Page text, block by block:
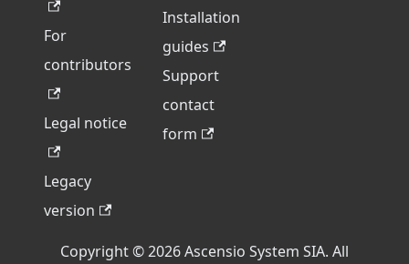
For
contributors
Legal notice
Legacy
version
Installation
guides
Support
contact
form
Copyright © 2026 Ascensio System SIA. All